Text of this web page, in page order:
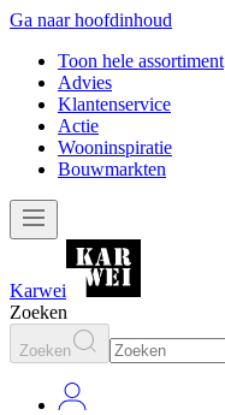
Ga naar hoofdinhoud
Toon hele assortiment
Advies
Klantenservice
Actie
Wooninspiratie
Bouwmarkten
Karwei
Zoeken
Zoeken